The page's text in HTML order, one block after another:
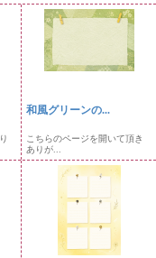
和風グリーンの...
こちらのページを開いて頂き
ありが...